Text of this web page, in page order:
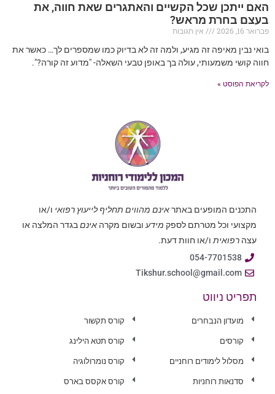
האם ייתכן שכל הקשיים והאתגרים שאת חווה, את
בעצם בחרת מראש?
פברואר 16, 2026
אין תגובות
בואי נבין מאיפה זה מגיע, ולמה זה לא בדיוק כמו שמספרים לך… כאשר את
חווה קושי משמעותי, עולה בך באופן טבעי השאלה- "מדוע זה קורה?".
לקריאת הפוסט »
התכנים המופעים באתראינם מהווים תחליף לייעוץ רפואי ו/או
מקצועי וכל מטרתם לספק מידע ובשום מקרה אינםבגדר המלצה או
עצה רפואית ו/או חוות דעת.
054-7701538
Tikshur.school@gmail.com
תפריט ניווט
מועדון הנבחרים
קורסים
מסלול לימודים רוחניים
סדנאות רוחניות
קורס תקשור
קורס תטא הילינג
קורס נומרולוגיה
קורס אקסס בארס